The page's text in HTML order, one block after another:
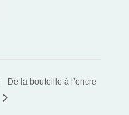
De la bouteille à l’encre